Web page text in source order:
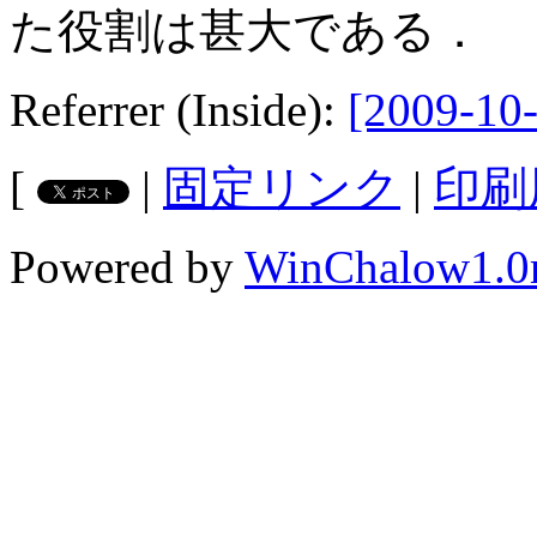
た役割は甚大である．
Referrer (Inside): [2009-
[
| 固定リンク | 印
Powered by